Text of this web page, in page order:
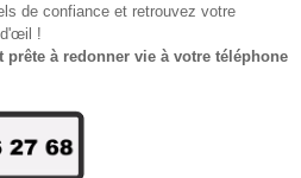
de confiance et retrouvez votre
d'œil !
prête à redonner vie à votre téléphone